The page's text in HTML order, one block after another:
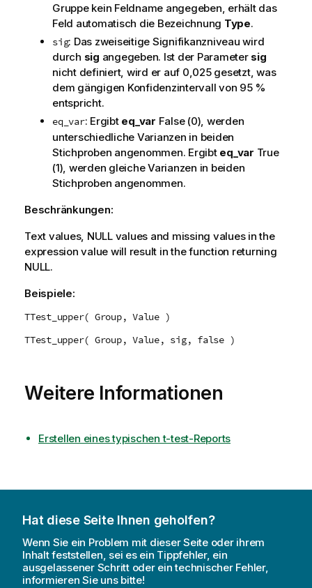
Gruppe kein Feldname angegeben, erhält das
Feld automatisch die Bezeichnung Type.
sig: Das zweiseitige Signifikanzniveau wird
durch sig angegeben. Ist der Parameter sig
nicht definiert, wird er auf 0,025 gesetzt, was
dem gängigen Konfidenzintervall von 95 %
entspricht.
eq_var: Ergibt eq_var False(0), werden
unterschiedliche Varianzen in beiden
Stichproben angenommen. Ergibt eq_var True
(1), werden gleiche Varianzen in beiden
Stichproben angenommen.
Beschränkungen:
Text values, NULLvalues and missing values in the
expression value will result in the function returning
NULL.
Beispiele:
TTest_upper( Group, Value )
TTest_upper( Group, Value, sig, false )
Weitere Informationen
Erstellen eines typischen t-test-Reports
Hat diese Seite Ihnen geholfen?
Wenn Sie ein Problem mit dieser Seite oder ihrem
Inhalt feststellen, sei es ein Tippfehler, ein
ausgelassener Schritt oder ein technischer Fehler,
informieren Sie uns bitte!